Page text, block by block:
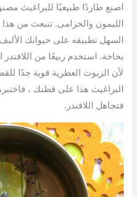
اصنع طاردًا طبيعيًا للبراغيث
الليمون والخزامى. تنبعث من
السهل تطبيقه على حيوانك
بخاخة. استخدم ربيعًا من
لأن الزيوت العطرية قوية جدًا
البراغيث هذا على قطتك ،
فتجاهل اللافندر.